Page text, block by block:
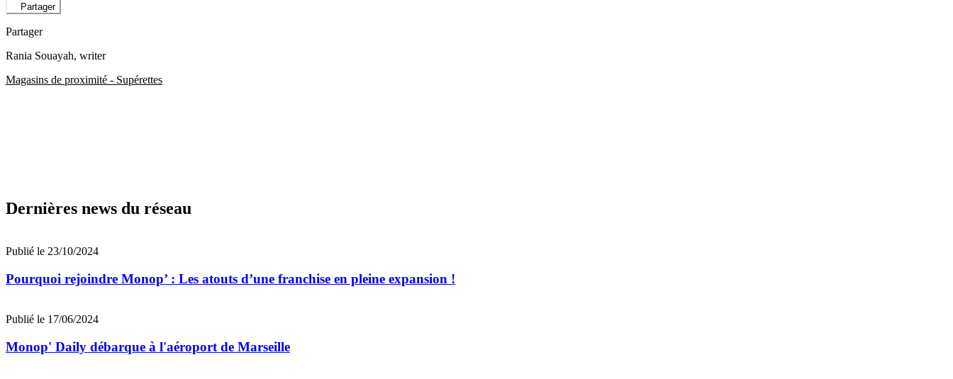
Partager
Partager
Rania Souayah, writer
Magasins de proximité - Supérettes
Dernières news du réseau
Publié le 23/10/2024
Pourquoi rejoindre Monop’ : Les atouts d’une franchise en pleine expansion !
Publié le 17/06/2024
Monop' Daily débarque à l'aéroport de Marseille